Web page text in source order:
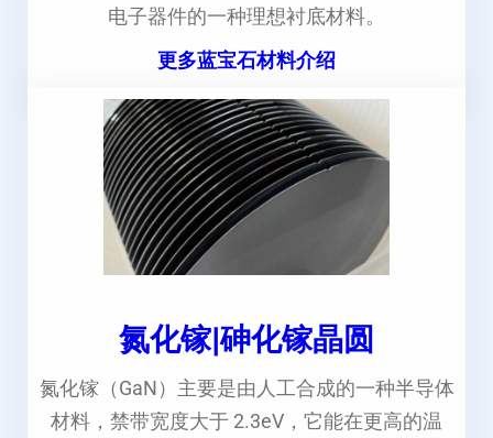
电子器件的一种理想衬底材料。
更多蓝宝石材料介绍
氮化镓|砷化镓晶圆
氮化镓（GaN）主要是由人工合成的一种半导体
材料，禁带宽度大于 2.3eV，它能在更高的温